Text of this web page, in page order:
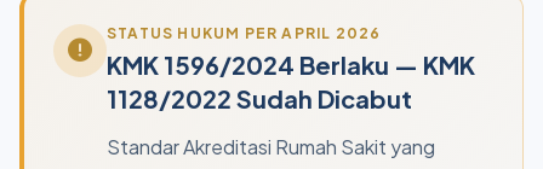
STATUS HUKUM PER APRIL 2026
KMK 1596/2024 Berlaku — KMK
1128/2022 Sudah Dicabut
Standar Akreditasi Rumah Sakit yang